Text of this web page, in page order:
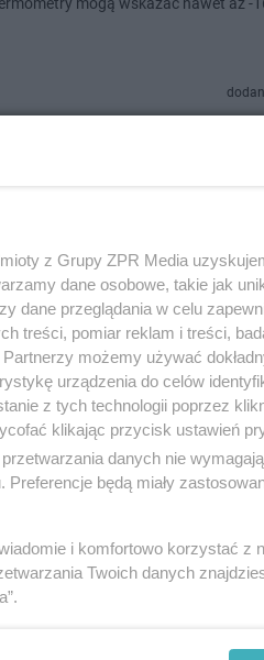
puchu wciąż jest mnóstwo. Co więcej,
"Jest biało zgodnie z
widoku. Zaskoczył ich porywisty
z Grupy ZPR Media
dane osobowe, takie jak
dane przeglądania w celu
treści, pomiar reklam i treści,
możemy używać
urządzenia do celów
z tych technologii poprzez
klikając przycisk ustawień
danych nie
będą miały
i komfortowo korzystać z
Twoich danych